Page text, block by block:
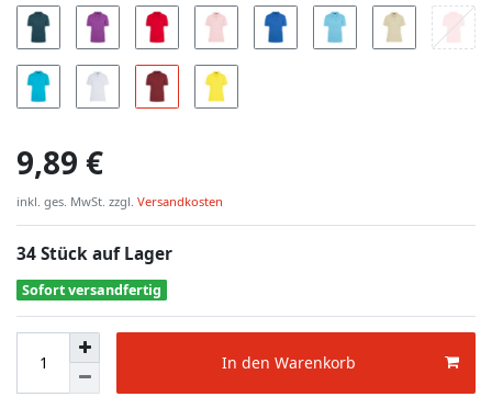
9,89 €
inkl. ges. MwSt. zzgl. Versandkosten
34 Stück auf Lager
Sofort versandfertig
In den Warenkorb